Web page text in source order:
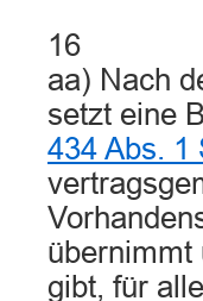
16
aa) Nach
setzt eine
434 Abs. 1
übernimmt
gibt, für